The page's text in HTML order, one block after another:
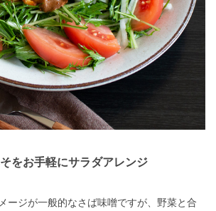
をお手軽にサラダアレンジ
ージが一般的なさば味噌ですが、野菜と合